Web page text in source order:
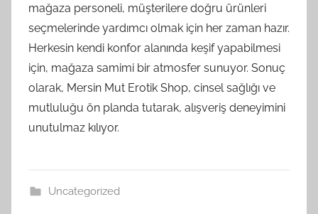
mağaza personeli, müşterilere doğru ürünleri
seçmelerinde yardımcı olmak için her zaman hazır.
Herkesin kendi konfor alanında keşif yapabilmesi
için, mağaza samimi bir atmosfer sunuyor. Sonuç
olarak, Mersin Mut Erotik Shop, cinsel sağlığı ve
mutluluğu ön planda tutarak, alışveriş deneyimini
unutulmaz kılıyor.
Uncategorized